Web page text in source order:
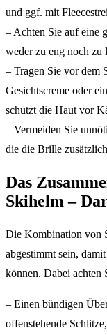
und ggf. mit
– Achten Sie auf eine
weder zu eng noch zu
– Tragen Sie vor dem
Gesichtscreme oder
schützt die Haut vor
– Vermeiden Sie
die die Brille
Das
Skihelm –
Die Kombination von
abgestimmt sein,
können. Dabei achten
– Einen bündigen
offenstehende